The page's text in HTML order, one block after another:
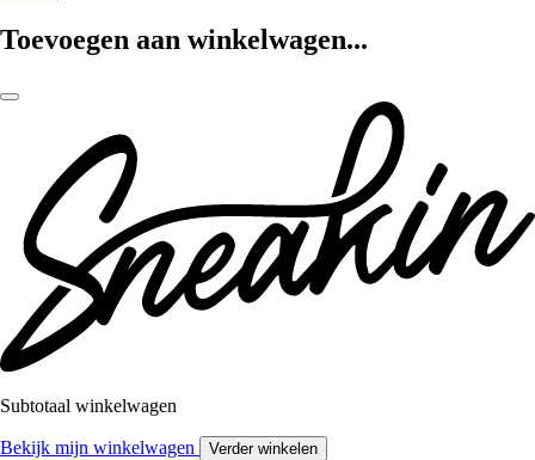
Toevoegen aan winkelwagen...
Subtotaal winkelwagen
Bekijk mijn winkelwagen Verder winkelen